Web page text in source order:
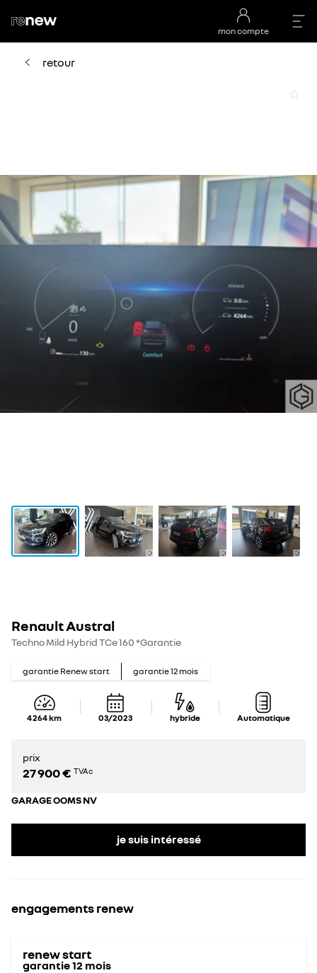
mon compte
retour
Renault Austral
Techno Mild Hybrid TCe 160 *Garantie
garantie Renew start garantie12 mois
4 264km 03/2023 hybride Automatique
prix
27 900 € TVAc
GARAGE OOMS NV
je suis intéressé
engagements renew
renew start
garantie12 mois